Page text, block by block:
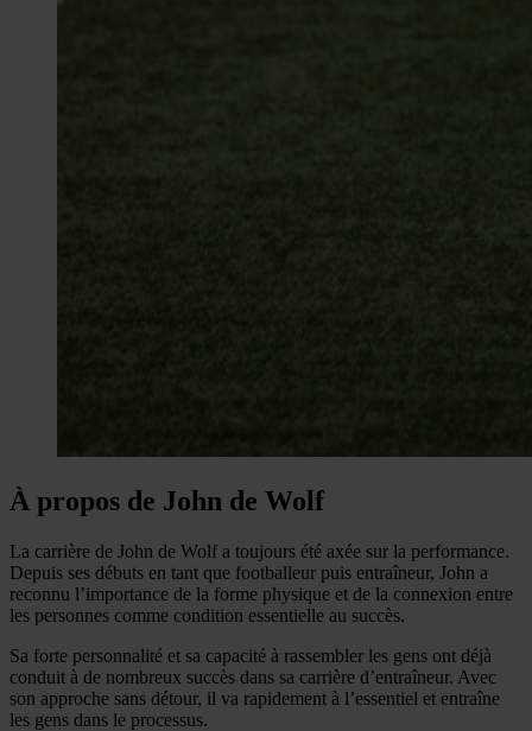
À propos de John de Wolf
La carrière de John de Wolf a toujours été axée sur la performance.
Depuis ses débuts en tant que footballeur puis entraîneur, John a
reconnu l’importance de la forme physique et de la connexion entre
les personnes comme condition essentielle au succès.
Sa forte personnalité et sa capacité à rassembler les gens ont déjà
conduit à de nombreux succès dans sa carrière d’entraîneur. Avec
son approche sans détour, il va rapidement à l’essentiel et entraîne
les gens dans le processus.